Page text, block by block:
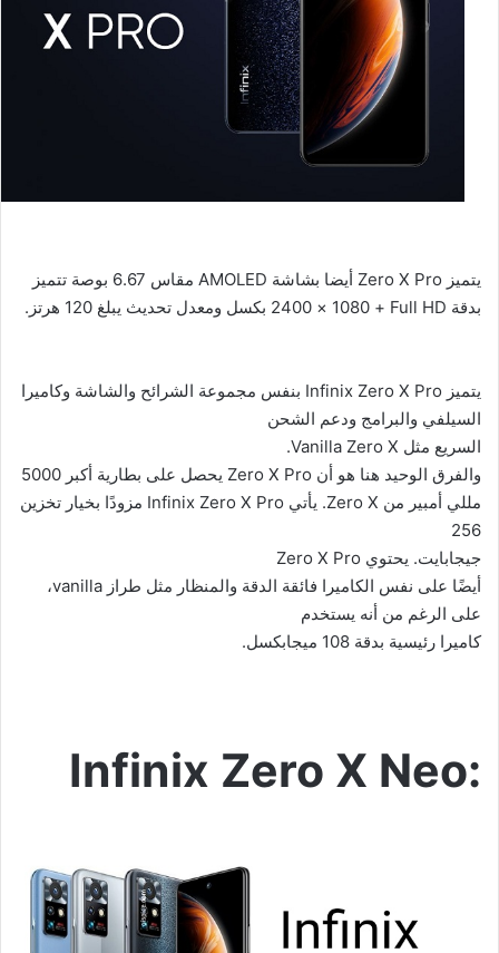
يتميز Zero X Pro أيضا بشاشة AMOLED
مقاس 6.67 بوصة تتميز
بدقة Full HD + 1080 × 2400 بكسل ومعدل تحديث يبلغ 120 هرتز.
يتميز Infinix Zero X Pro بنفس مجموعة الشرائح والشاشة وكاميرا
السيلفي والبرامج ودعم الشحن
السريع مثل Vanilla Zero X
.
والفرق الوحيد هنا هو أن Zero X Pro
يحصل على بطارية أكبر 5000
مللي أمبير من Zero X. يأتي Infinix Zero X Pro مزودًا بخيار تخزين
256
جيجابايت. يحتوي Zero X Pro
أيضًا على نفس الكاميرا فائقة الدقة والمنظار مثل طراز vanilla،
على الرغم من أنه يستخدم
كاميرا رئيسية بدقة 108 ميجابكسل.
Infinix Zero X Neo: